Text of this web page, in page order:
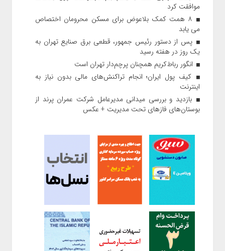
موافقت کرد
۸ همت کمک بلاعوض برای مسکن محرومان اختصاص
می یابد
پس از دستور رئیس‌ جمهور، قطعی برق صنایع تهران به
یک روز در هفته رسید
انگور رباط‌کریم همچنان پرچم‌دار تهران است
کیف پول ایران؛ انجام تراکنش‌های مالی بدون نیاز به
اینترنت
بازدید و بررسی میدانی مدیرعامل شرکت عمران پرند از
بوستان‌های فازهای تحت مدیریت + عکس